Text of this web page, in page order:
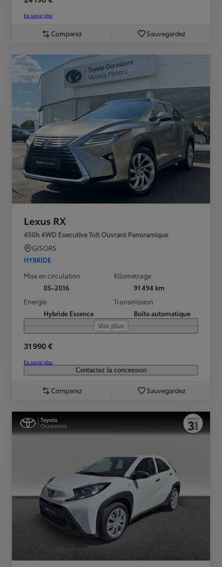
En savoir plus
Comparez Sauvegardez
Lexus RX
450h 4WD Executive Toit Ouvrant Panoramique
GISORS
HYBRIDE
Mise en circulation
05-2016
Kilométrage
91 494 km
Energie
Hybride Essence
Transmission
Boîte automatique
Voir plus
31 990 €
En savoir plus
Contactez la concession
Comparez Sauvegardez